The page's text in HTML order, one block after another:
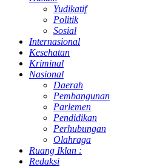
Yudikatif
Politik
Sosial
Internasional
Kesehatan
Kriminal
Nasional
Daerah
Pembangunan
Parlemen
Pendidikan
Perhubungan
Olahraga
Ruang Iklan :
Redaksi